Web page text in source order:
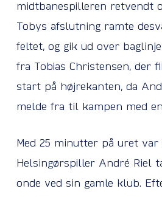
midtbanespilleren retvendt
Tobys afslutning ramte
feltet, og gik ud over
fra Tobias Christensen, der
start på højrekanten, da
melde fra til kampen med
Med 25 minutter på uret var
Helsingørspiller André Riel
onde ved sin gamle klub.